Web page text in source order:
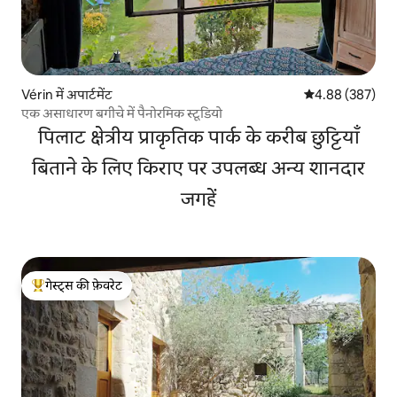
Vérin में अपार्टमेंट औसत रेटिंग 5 में से
4.88 (387)
एक असाधारण बगीचे में पैनोरमिक स्टूडियो
पिलाट क्षेत्रीय प्राकृतिक पार्क के करीब छुट्टियाँ
बिताने के लिए किराए पर उपलब्ध अन्य शानदार
जगहें
गेस्ट्स का टॉप फ़ेवरेट
गेस्ट्स की फ़ेवरेट